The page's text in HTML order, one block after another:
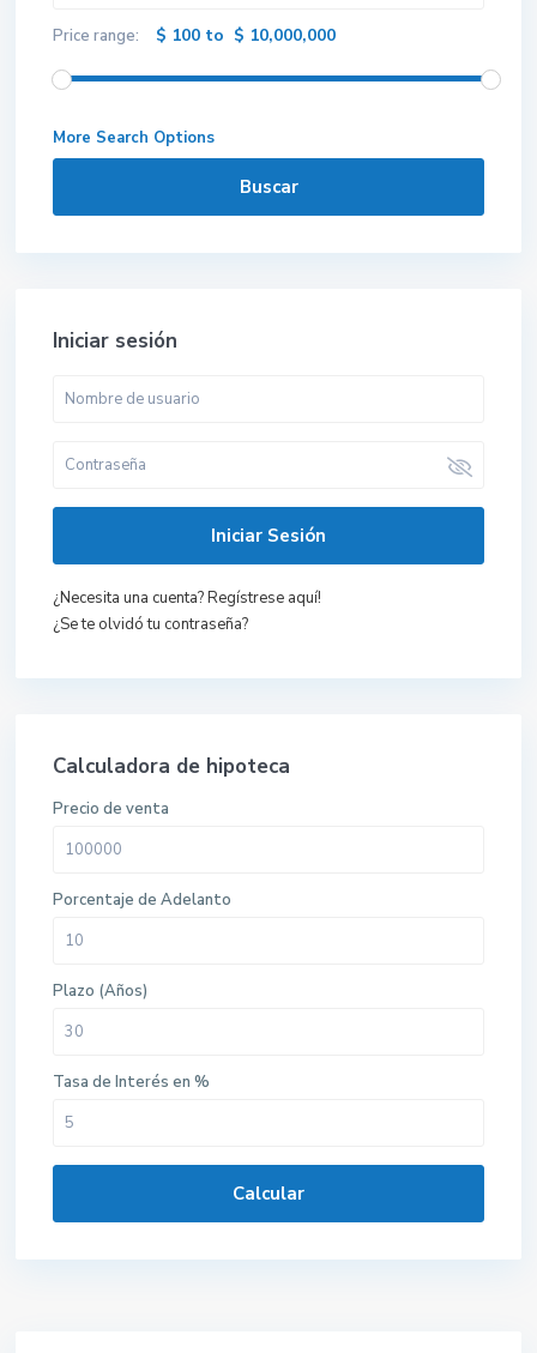
Price range: $ 100 to $ 10,000,000
More Search Options
Buscar
Iniciar sesión
Iniciar Sesión
¿Necesita una cuenta? Regístrese aquí!
¿Se te olvidó tu contraseña?
Calculadora de hipoteca
Precio de venta
Porcentaje de Adelanto
Plazo (Años)
Tasa de Interés en %
Calcular